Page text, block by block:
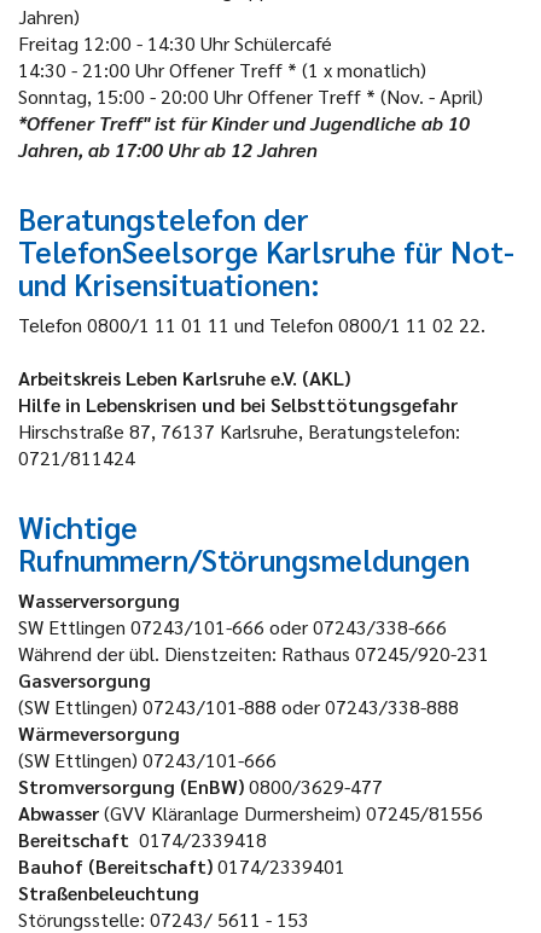
Jahren)
Freitag 12:00 - 14:30 UhrSchülercafé
14:30 - 21:00 UhrOffener Treff * (1 x monatlich)
Sonntag, 15:00 - 20:00 UhrOffener Treff * (Nov. - April)
*Offener Treff" ist für Kinder und Jugendliche ab 10
Jahren, ab 17:00 Uhr ab 12 Jahren
Beratungstelefon der
TelefonSeelsorge Karlsruhe für Not-
und Krisensituationen:
Telefon 0800/1 11 01 11 und Telefon 0800/1 11 02 22.
Arbeitskreis Leben Karlsruhe e.V. (AKL)
Hilfe in Lebenskrisen und bei Selbsttötungsgefahr
Hirschstraße 87, 76137 Karlsruhe, Beratungstelefon:
0721/811424
Wichtige
Rufnummern/Störungsmeldungen
Wasserversorgung
SW Ettlingen 07243/101-666 oder 07243/338-666
Während der übl. Dienstzeiten: Rathaus 07245/920-231
Gasversorgung
(SW Ettlingen) 07243/101-888 oder 07243/338-888
Wärmeversorgung
(SW Ettlingen) 07243/101-666
Stromversorgung (EnBW)0800/3629-477
Abwasser(GVV Kläranlage Durmersheim) 07245/81556
Bereitschaft 0174/2339418
Bauhof (Bereitschaft)0174/2339401
Straßenbeleuchtung
Störungsstelle: 07243/ 5611 - 153